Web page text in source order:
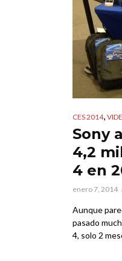
CES 2014,
Sony
4,2
4 en
enero 7, 2014
Aunque
pasado
4, solo 2